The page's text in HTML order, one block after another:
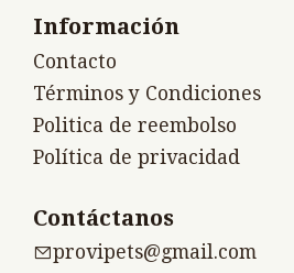
Información
Contacto
Términos y Condiciones
Politica de reembolso
Política de privacidad
Contáctanos
provipets@gmail.com